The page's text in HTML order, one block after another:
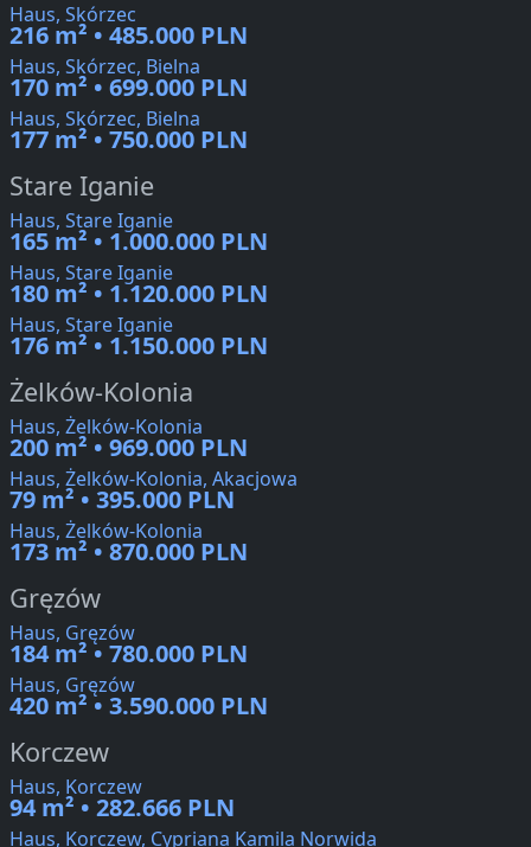
Haus, Skórzec
216 m² • 485.000 PLN
Haus, Skórzec, Bielna
170 m² • 699.000 PLN
Haus, Skórzec, Bielna
177 m² • 750.000 PLN
Stare Iganie
Haus, Stare Iganie
165 m² • 1.000.000 PLN
Haus, Stare Iganie
180 m² • 1.120.000 PLN
Haus, Stare Iganie
176 m² • 1.150.000 PLN
Żelków-Kolonia
Haus, Żelków-Kolonia
200 m² • 969.000 PLN
Haus, Żelków-Kolonia, Akacjowa
79 m² • 395.000 PLN
Haus, Żelków-Kolonia
173 m² • 870.000 PLN
Gręzów
Haus, Gręzów
184 m² • 780.000 PLN
Haus, Gręzów
420 m² • 3.590.000 PLN
Korczew
Haus, Korczew
94 m² • 282.666 PLN
Haus, Korczew, Cypriana Kamila Norwida